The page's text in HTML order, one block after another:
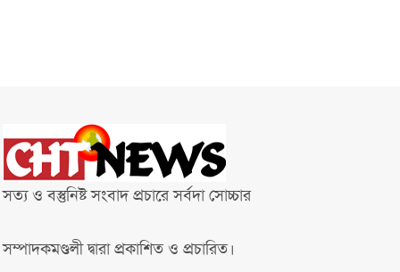
সত্য ও বস্তুনিষ্ট সংবাদ প্রচারে সর্বদা সোচ্চার
সম্পাদকমণ্ডলী দ্বারা প্রকাশিত ও প্রচারিত।